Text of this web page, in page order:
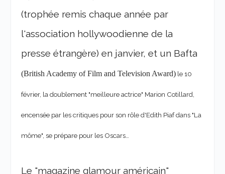
(trophée remis chaque année par
l'association hollywoodienne de la
presse étrangère) en janvier, et un Bafta
(British Academy of Film and Television Award) le 10
février, la doublement "meilleure actrice" Marion Cotillard,
encensée par les critiques pour son rôle d'Edith Piaf dans "La
môme", se prépare pour les Oscars…
Le "magazine glamour américain"